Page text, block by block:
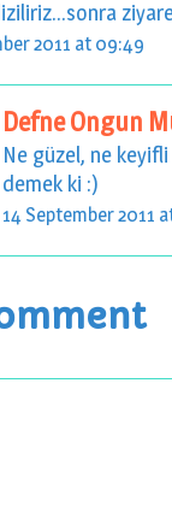
2011 at 09:49
Defne Ongun
Ne güzel, ne
demek ki :)
14 September 2011